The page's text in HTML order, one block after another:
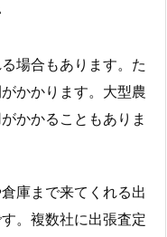
場合もあります。た
かかります。大型農
かかることもありま
庫まで来てくれる出
。複数社に出張査定